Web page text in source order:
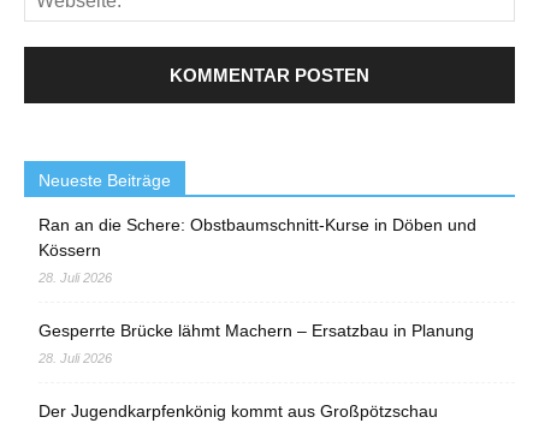
Neueste Beiträge
Ran an die Schere: Obstbaumschnitt-Kurse in Döben und
Kössern
28. Juli 2026
Gesperrte Brücke lähmt Machern – Ersatzbau in Planung
28. Juli 2026
Der Jugendkarpfenkönig kommt aus Großpötzschau